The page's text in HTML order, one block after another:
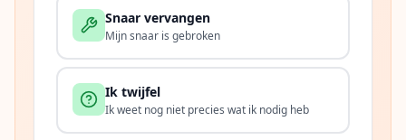
Snaar vervangen
Mijn snaar is gebroken
Ik twijfel
Ik weet nog niet precies wat ik nodig heb